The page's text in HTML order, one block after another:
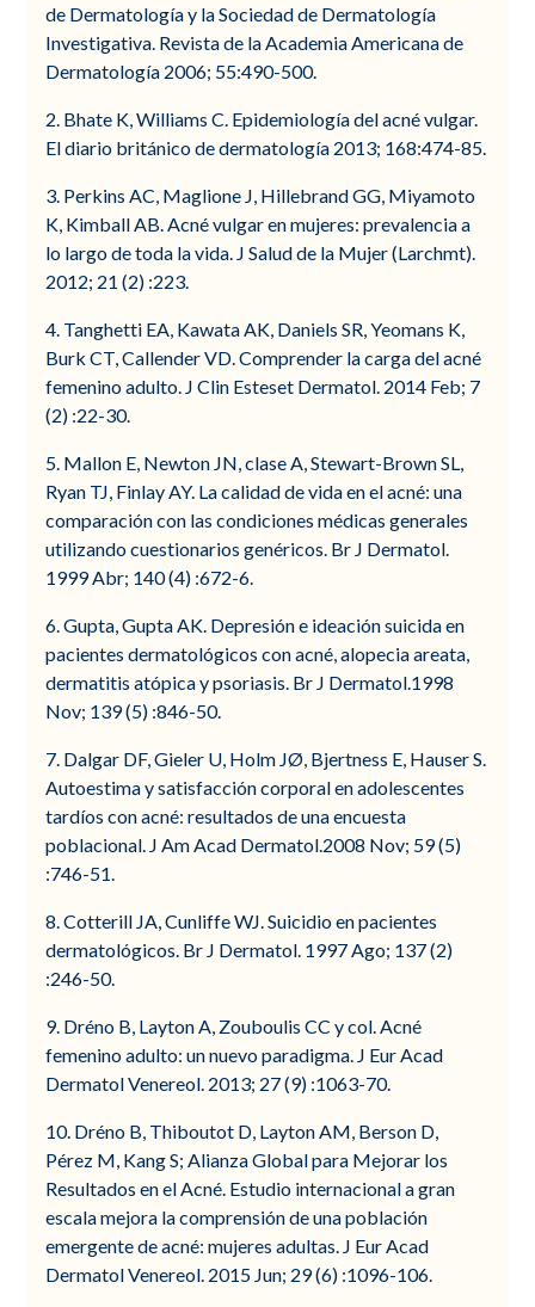
de Dermatología y la Sociedad de Dermatología
Investigativa. Revista de la Academia Americana de
Dermatología 2006; 55:490-500.
2. Bhate K, Williams C. Epidemiología del acné vulgar.
El diario británico de dermatología 2013; 168:474-85.
3. Perkins AC, Maglione J, Hillebrand GG, Miyamoto
K, Kimball AB. Acné vulgar en mujeres: prevalencia a
lo largo de toda la vida. J Salud de la Mujer (Larchmt).
2012; 21 (2) :223.
4. Tanghetti EA, Kawata AK, Daniels SR, Yeomans K,
Burk CT, Callender VD. Comprender la carga del acné
femenino adulto. J Clin Esteset Dermatol. 2014 Feb; 7
(2) :22-30.
5. Mallon E, Newton JN, clase A, Stewart-Brown SL,
Ryan TJ, Finlay AY. La calidad de vida en el acné: una
comparación con las condiciones médicas generales
utilizando cuestionarios genéricos. Br J Dermatol.
1999 Abr; 140 (4) :672-6.
6. Gupta, Gupta AK. Depresión e ideación suicida en
pacientes dermatológicos con acné, alopecia areata,
dermatitis atópica y psoriasis. Br J Dermatol.1998
Nov; 139 (5) :846-50.
7. Dalgar DF, Gieler U, Holm JØ, Bjertness E, Hauser S.
Autoestima y satisfacción corporal en adolescentes
tardíos con acné: resultados de una encuesta
poblacional. J Am Acad Dermatol.2008 Nov; 59 (5)
:746-51.
8. Cotterill JA, Cunliffe WJ. Suicidio en pacientes
dermatológicos. Br J Dermatol. 1997 Ago; 137 (2)
:246-50.
9. Dréno B, Layton A, Zouboulis CC y col. Acné
femenino adulto: un nuevo paradigma. J Eur Acad
Dermatol Venereol. 2013; 27 (9) :1063-70.
10. Dréno B, Thiboutot D, Layton AM, Berson D,
Pérez M, Kang S; Alianza Global para Mejorar los
Resultados en el Acné. Estudio internacional a gran
escala mejora la comprensión de una población
emergente de acné: mujeres adultas. J Eur Acad
Dermatol Venereol. 2015 Jun; 29 (6) :1096-106.